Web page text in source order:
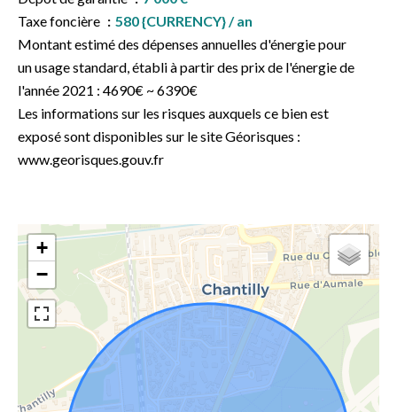
Taxe foncière
580 {CURRENCY} / an
Montant estimé des dépenses annuelles d'énergie pour
un usage standard, établi à partir des prix de l'énergie de
l'année 2021 : 4690€ ~ 6390€
Les informations sur les risques auxquels ce bien est
exposé sont disponibles sur le site Géorisques :
www.georisques.gouv.fr
+
−